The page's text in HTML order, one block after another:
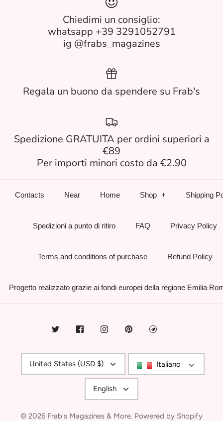
Chiedimi un consiglio:
whatsapp +39 3291052791
ig @frabs_magazines
Regala un buono da spendere su Frab's
Spedizione GRATUITA per ordini superiori a
€89
Per importi minori costo da €2.90
Contacts Near Home Shop Shipping
Spedizioni a punto di ritiro FAQ Privacy Policy
Terms and conditions of purchase Refund Policy
Progetto realizzato grazie ai fondi europei della regione Emilia
Currency
United States (USD $) Italiano
Language
English
© 2026 Frab's Magazines & More. Powered by Shopify